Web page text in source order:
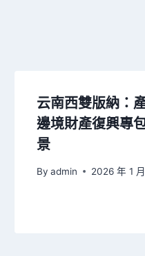
云南西雙版納：
邊境財產復興專
景
By admin 2026 年 1